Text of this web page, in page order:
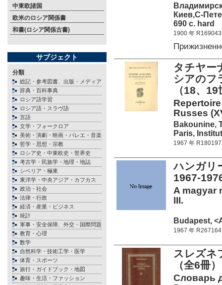
中東欧諸国
欧米のロシア関係書
和書(ロシア関係古書)
サブジェクト
分類
総記・参考図書、出版・メディア
辞典・百科事典
ロシア語学習
ロシア語・スラヴ語
言語
文学・フォークロア
美術・演劇・映画・バレエ・音楽
哲学・思想・宗教
ロシア史・中東欧史・世界史
考古学・民族学・地理・地誌
シベリア・極東
東洋学・中央アジア・カフカス
政治・社会
法律・行政
経済・産業・ビジネス
統計
軍事・安全保障、外交・国際問題
教育・心理
数学
自然科学・技術工学・医学
体育・スポーツ
旅行・ガイドブック・地図
趣味・生活・ファッション
Киев,С-
690 c. hard
1900 年 R169043
タチヤー
シアのフ
（18、
Russes
Bakounine,
Paris,
1967 年 R180197
ハンガリ
1967-
A magyar
III.
Budapest,
1967 年 R267164
スレズ
（全6冊
Словарь